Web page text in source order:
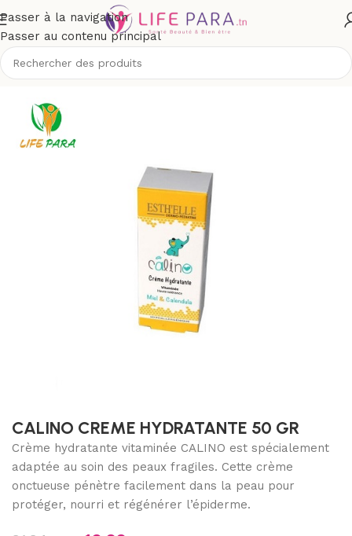
Passer à la navigation
Passer au contenu principal
maman/Toilette & soins bébé/Hydratation visage et corps
CALINO CREME HYDRATANTE 50 GR
Crème hydratante vitaminée CALINO est spécialement
adaptée au soin des peaux fragiles. Cette crème
onctueuse pénètre facilement dans la peau pour
protéger, nourri et régénérer l’épiderme.